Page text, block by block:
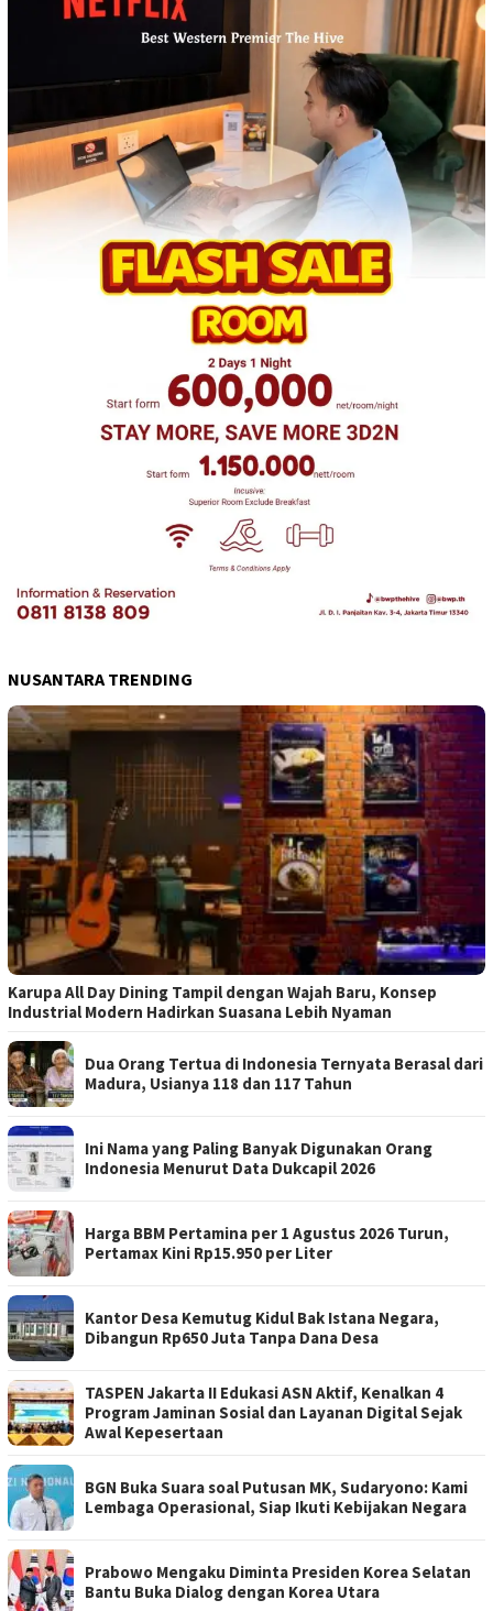
NUSANTARA TRENDING
Karupa All Day Dining Tampil dengan Wajah Baru, Konsep
Industrial Modern Hadirkan Suasana Lebih Nyaman
Dua Orang Tertua di Indonesia Ternyata Berasal dari
Madura, Usianya 118 dan 117 Tahun
Ini Nama yang Paling Banyak Digunakan Orang
Indonesia Menurut Data Dukcapil 2026
Harga BBM Pertamina per 1 Agustus 2026 Turun,
Pertamax Kini Rp15.950 per Liter
Kantor Desa Kemutug Kidul Bak Istana Negara,
Dibangun Rp650 Juta Tanpa Dana Desa
TASPEN Jakarta II Edukasi ASN Aktif, Kenalkan 4
Program Jaminan Sosial dan Layanan Digital Sejak
Awal Kepesertaan
BGN Buka Suara soal Putusan MK, Sudaryono: Kami
Lembaga Operasional, Siap Ikuti Kebijakan Negara
Prabowo Mengaku Diminta Presiden Korea Selatan
Bantu Buka Dialog dengan Korea Utara